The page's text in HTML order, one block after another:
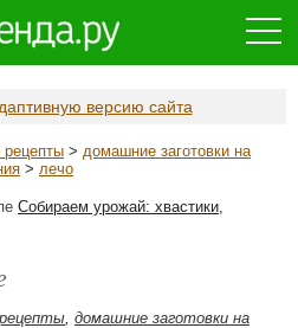
версию сайта
рецепты > домашние заготовки на
> лечо
Собираем урожай: хвастики,
, домашние заготовки на